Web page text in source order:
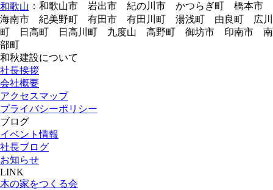
和歌山 ：和歌山市 岩出市 紀の川市 かつらぎ町 橋本市
海南市 紀美野町 有田市 有田川町 湯浅町 由良町 広川
町 日高町 日高川町 九度山 高野町 御坊市 印南市 南
部町
和秋建設について
社長挨拶
会社概要
アクセスマップ
プライバシーポリシー
ブログ
イベント情報
社長ブログ
お知らせ
LINK
木の家をつくる会